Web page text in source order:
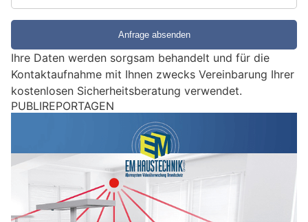
e
i
n
M
e
c
h
D
Ihre Daten werden sorgsam behandelt und für die
Kontaktaufnahme mit Ihnen zwecks Vereinbarung Ihrer
kostenlosen Sicherheitsberatung verwendet.
PUBLIREPORTAGEN